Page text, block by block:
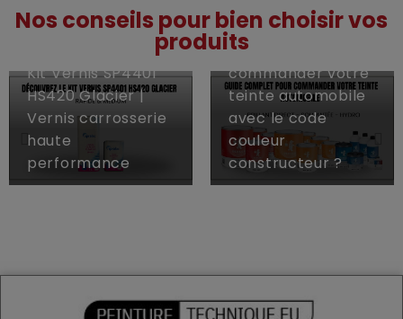
Nos conseils pour bien choisir vos
produits
Kit Vernis SP4401
HS420 Glacier |
Vernis carrosserie
haute
performance
Guide complet :
Comment
commander votre
teinte automobile
avec le code
couleur
constructeur ?